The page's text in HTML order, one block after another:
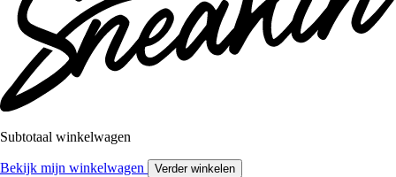
Subtotaal winkelwagen
Bekijk mijn winkelwagen Verder winkelen